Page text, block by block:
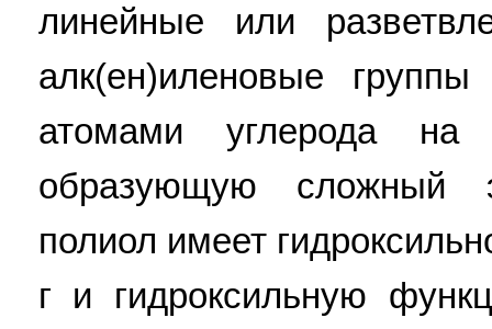
линейные или
алк(ен)иленовые
атомами углерода на
образующую сложный
полиол имеет
г и гидроксильную